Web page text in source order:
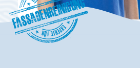
Fassadenreinigung